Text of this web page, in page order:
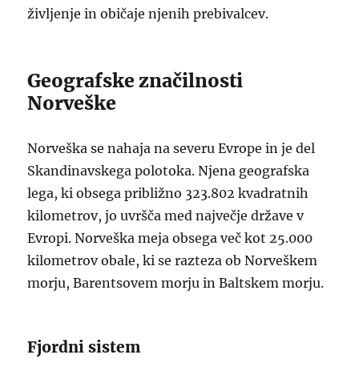
življenje in običaje njenih prebivalcev.
Geografske značilnosti
Norveške
Norveška se nahaja na severu Evrope in je del
Skandinavskega polotoka. Njena geografska
lega, ki obsega približno 323.802 kvadratnih
kilometrov, jo uvršča med največje države v
Evropi. Norveška meja obsega več kot 25.000
kilometrov obale, ki se razteza ob Norveškem
morju, Barentsovem morju in Baltskem morju.
Fjordni sistem